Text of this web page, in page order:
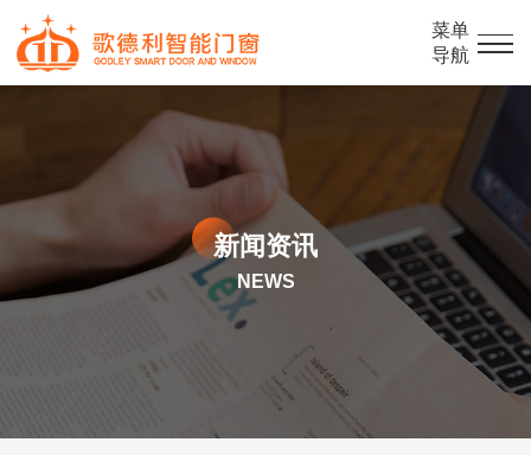
菜单
导航
新闻资讯
NEWS